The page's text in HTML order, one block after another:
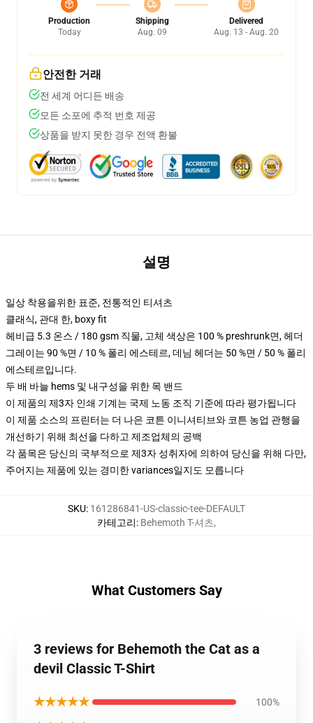
Production
Today
Shipping
Aug. 09
Delivered
Aug. 13 - Aug. 20
안전한 거래
전 세계 어디든 배송
모든 소포에 추적 번호 제공
상품을 받지 못한 경우 전액 환불
설명
일상 착용을위한 표준, 전통적인 티셔츠
클래식, 관대 한, boxy fit
헤비급 5.3 온스 / 180 gsm 직물, 고체 색상은 100 % preshrunk면, 헤더
그레이는 90 %면 / 10 % 폴리 에스테르, 데님 헤더는 50 %면 / 50 % 폴리
에스테르입니다.
두 배 바늘 hems 및 내구성을 위한 목 밴드
이 제품의 제3자 인쇄 기계는 국제 노동 조직 기준에 따라 평가됩니다
이 제품 소스의 프린터는 더 나은 코튼 이니셔티브와 코튼 농업 관행을
개선하기 위해 최선을 다하고 제조업체의 공백
각 품목은 당신의 국부적으로 제3자 성취자에 의하여 당신을 위해 다만,
주어지는 제품에 있는 경미한 variances일지도 모릅니다
SKU: 161286841-US-classic-tee-DEFAULT
카테고리: Behemoth T-셔츠,
What Customers Say
3 reviews for Behemoth the Cat as a
devil Classic T-Shirt
★★★★★ 100%